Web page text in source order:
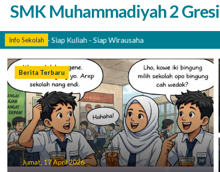
SMK Muhammadiyah 2
Info Sekolah
Kerja - Siap Kuliah - Siap Wirausaha
Berita Terbaru
Jumat, 17 April 2026